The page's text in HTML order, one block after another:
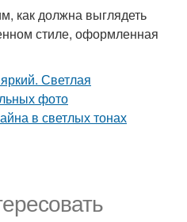
как должна выглядеть
стиле, оформленная